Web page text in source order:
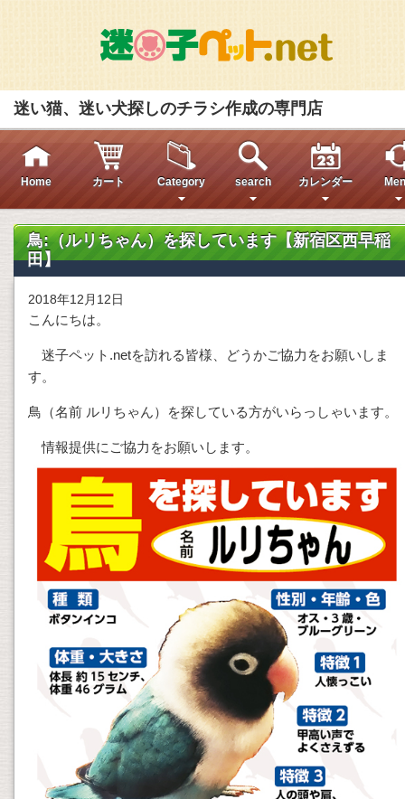
迷い猫、迷い犬探しのチラシ作成の専門店
Home カート Category search カレンダー
鳥:（ルリちゃん）を探しています【新宿区西早稲
田】
2018年12月12日
こんにちは。
迷子ペット.netを訪れる皆様、どうかご協力をお願いしま
す。
鳥（名前 ルリちゃん）を探している方がいらっしゃいます。
情報提供にご協力をお願いします。